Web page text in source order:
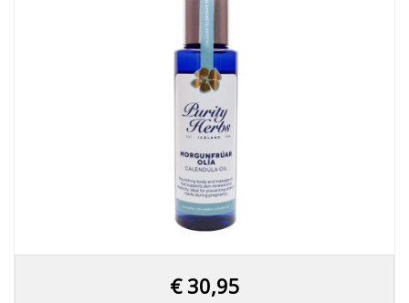
€30,95